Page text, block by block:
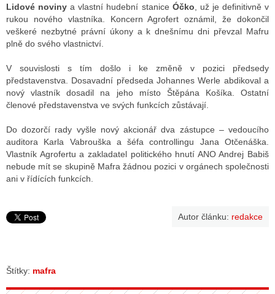
VYSÍLAČE
TELEVIZÍ
VYSÍLAČE
INTERNET
RÁDIA
STRÁNKY TV
TISK
Lidové noviny a vlastní hudební stanice Óčko , už je definitivně v
rukou nového vlastníka. Koncern Agrofert oznámil, že dokončil
veškeré nezbytné právní úkony a k dnešnímu dni převzal Mafru
plně do svého vlastnictví.
V souvislosti s tím došlo i ke změně v pozici předsedy
představenstva. Dosavadní předseda Johannes Werle abdikoval a
nový vlastník dosadil na jeho místo Štěpána Košíka. Ostatní
členové představenstva ve svých funkcích zůstávají.
Do dozorčí rady vyšle nový akcionář dva zástupce – vedoucího
auditora Karla Vabrouška a šéfa controllingu Jana Otčenáška.
Vlastník Agrofertu a zakladatel politického hnutí ANO Andrej Babiš
nebude mít se skupině Mafra žádnou pozici v orgánech společnosti
ani v řídících funkcích.
Autor článku: redakce
Štítky: mafra